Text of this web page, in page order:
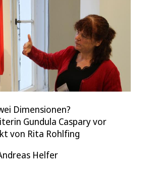
Dimensionen?
Gundula Caspary vor
von Rita Rohlfing
Helfer